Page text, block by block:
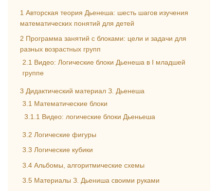
1 Авторская теория Дьенеша: шесть шагов изучения
математических понятий для детей
2 Программа занятий с блоками: цели и задачи для
разных возрастных групп
2.1 Видео: Логические блоки Дьенеша в I младшей
группе
3 Дидактический материал З. Дьенеша
3.1 Математические блоки
3.1.1 Видео: логические блоки Дьеньеша
3.2 Логические фигуры
3.3 Логические кубики
3.4Альбомы, алгоритмические схемы
3.5Материалы З. Дьениша своими руками